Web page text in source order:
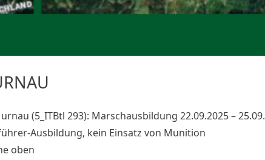
(5_ITBtl 293): Marschausbildung 22.09.2025 –
Ausbildung, kein Einsatz von Munition
oben